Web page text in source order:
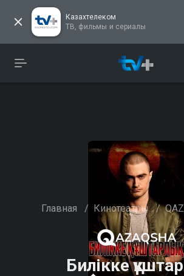
Казахтелеком
ТВ, фильмы и сериалы
Главная / Кинотеатры /
Билікке